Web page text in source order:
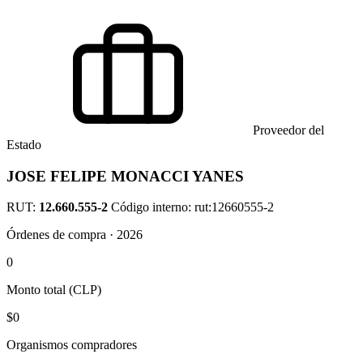
Proveedor del
Estado
JOSE FELIPE MONACCI YANES
RUT: 12.660.555-2 Código interno: rut:12660555-2
Órdenes de compra · 2026
0
Monto total (CLP)
$0
Organismos compradores